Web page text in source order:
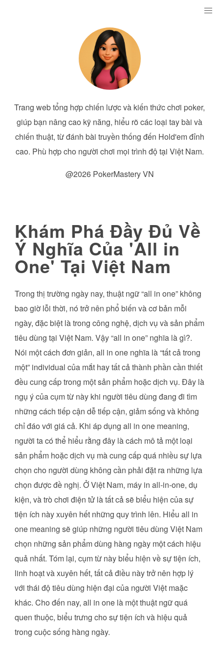
Trang web tổng hợp chiến lược và kiến thức chơi poker,
giúp bạn nâng cao kỹ năng, hiểu rõ các loại tay bài và
chiến thuật, từ đánh bài truyền thống đến Hold'em đỉnh
cao. Phù hợp cho người chơi mọi trình độ tại Việt Nam.
@2026 PokerMastery VN
Khám Phá Đầy Đủ Về
Ý Nghĩa Của 'All in
One' Tại Việt Nam
Trong thị trường ngày nay, thuật ngữ “all in one” không
bao giờ lỗi thời, nó trở nên phổ biến và cơ bản mỗi
ngày, đặc biệt là trong công nghệ, dịch vụ và sản phẩm
tiêu dùng tại Việt Nam. Vậy “all in one” nghĩa là gì?.
Nói một cách đơn giản, all in one nghĩa là “tất cả trong
một” individual của mắt hay tất cả thành phần cần thiết
đều cung cấp trong một sản phẩm hoặc dịch vụ. Đây là
ngụ ý của cụm từ này khi người tiêu dùng đang đi tìm
những cách tiếp cận dễ tiếp cận, giảm sống và không
chỉ đáo với giá cả. Khi áp dụng all in one meaning,
người ta có thể hiểu rằng đây là cách mô tả một loại
sản phẩm hoặc dịch vụ mà cung cấp quá nhiều sự lựa
chọn cho người dùng không cần phải đặt ra những lựa
chọn được đề nghị. Ở Việt Nam, máy in all-in-one, dụ
kiện, và trò chơi điện tử là tất cả sẽ biểu hiện của sự
tiện ích này xuyên hết những quy trình lên. Hiểu all in
one meaning sẽ giúp những người tiêu dùng Việt Nam
chọn những sản phẩm dùng hàng ngày một cách hiệu
quả nhất. Tóm lại, cụm từ này biểu hiện về sự tiện ích,
linh hoạt và xuyên hết, tất cả điều này trở nên hợp lý
với thái độ tiêu dùng hiện đại của người Việt maặc
khác. Cho đến nay, all in one là một thuật ngữ quá
quen thuộc, biểu trưng cho sự tiện ích và hiệu quả
trong cuộc sống hàng ngày.